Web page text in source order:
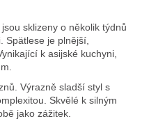
sklizeny o několik týdnů
Spätlese je plnější,
k asijské kuchyni,
Výrazně sladší styl s
Skvělé k silným
jako zážitek.